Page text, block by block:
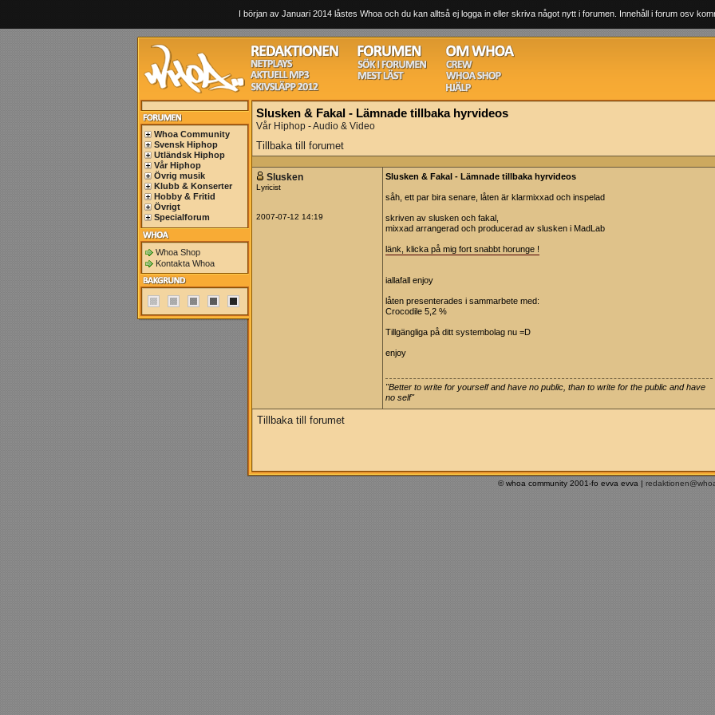
I början av Januari 2014 låstes Whoa och du kan alltså ej logga in eller skriva något nytt i forumen. Innehåll i forum osv
Whoa Community
Svensk Hiphop
Utländsk Hiphop
Vår Hiphop
Övrig musik
Klubb & Konserter
Hobby & Fritid
Övrigt
Specialforum
Whoa Shop
Kontakta Whoa
Slusken & Fakal - Lämnade tillbaka hyrvideos
Vår Hiphop - Audio & Video
Tillbaka till forumet
Slusken
Lyricist
2007-07-12 14:19
Slusken & Fakal - Lämnade tillbaka hyrvideos
såh, ett par bira senare, låten är klarmixxad och inspelad
skriven av slusken och fakal,
mixxad arrangerad och producerad av slusken i MadLab
länk, klicka på mig fort snabbt horunge !
iallafall enjoy
låten presenterades i sammarbete med:
Crocodile 5,2 %
Tillgängliga på ditt systembolag nu =D
enjoy
"Better to write for yourself and have no public, than to write for the public and have
no self"
Tillbaka till forumet
© whoa community 2001-fo evva evva |